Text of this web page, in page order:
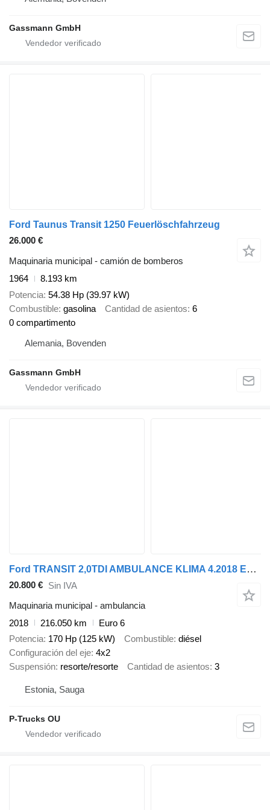
Gassmann GmbH
Ford Taunus Transit 1250 Feuerlöschfahrzeug
26.000 €
Maquinaria municipal - camión de bomberos
1964
8.193 km
Potencia 54.38 Hp (39.97 kW)
Combustible gasolina Cantidad de asientos 6
0 compartimento
Alemania, Bovenden
Gassmann GmbH
Ford TRANSIT 2,0TDI AMBULANCE KLIMA 4.2018 EURO 6, 3 UNITS
20.800 € Sin IVA
Maquinaria municipal - ambulancia
2018
216.050 km
Euro 6
Potencia 170 Hp (125 kW) Combustible diésel
Configuración del eje 4x2
Suspensión resorte/resorte Cantidad de asientos 3
Estonia, Sauga
P-Trucks OU